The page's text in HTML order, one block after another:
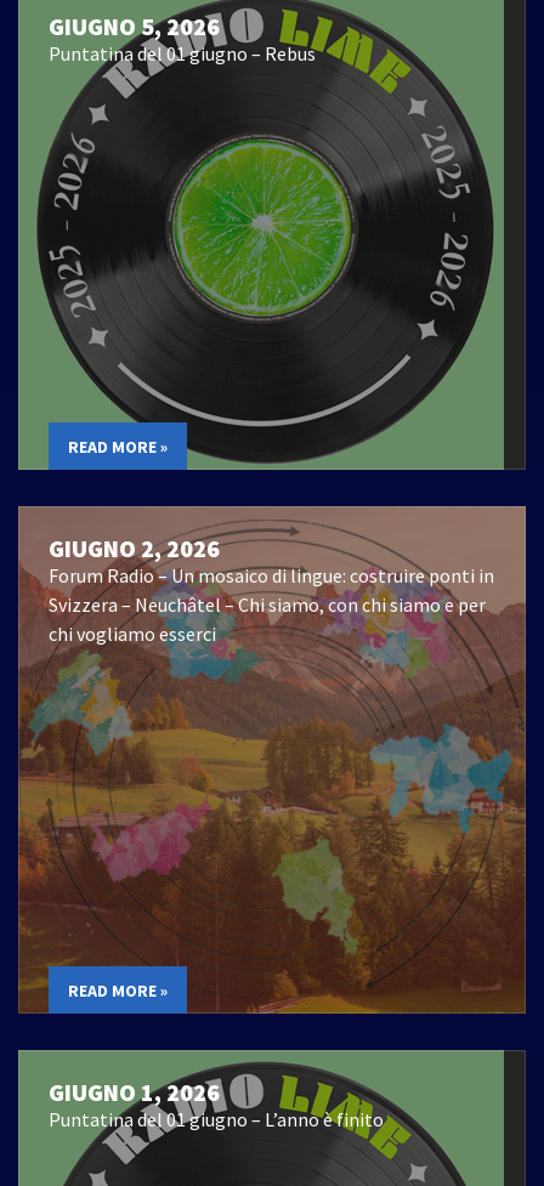
GIUGNO 5, 2026
Puntatina del 01 giugno – Rebus
READ MORE »
GIUGNO 2, 2026
Forum Radio – Un mosaico di lingue: costruire ponti in
Svizzera – Neuchâtel – Chi siamo, con chi siamo e per
chi vogliamo esserci
READ MORE »
GIUGNO 1, 2026
Puntatina del 01 giugno – L’anno è finito